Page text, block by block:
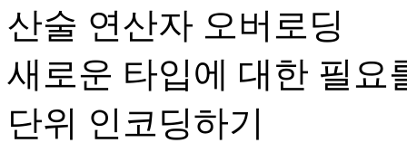
산술 연산자 오버로딩
새로운 타입에 대한 필요
단위 인코딩하기